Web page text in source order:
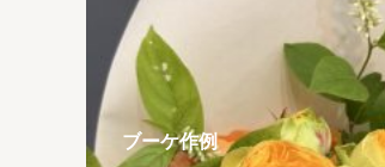
ブーケ作例